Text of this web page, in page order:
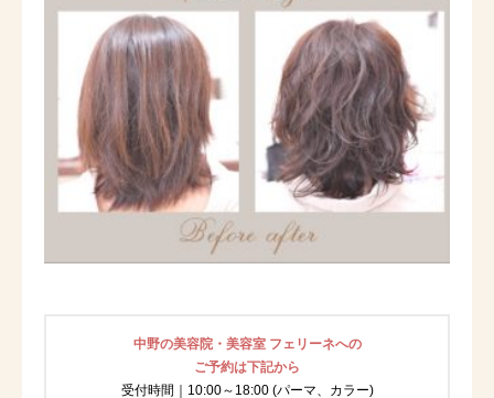
中野の美容院・美容室 フェリーネへの
ご予約は下記から
受付時間｜10:00～18:00 (パーマ、カラー)